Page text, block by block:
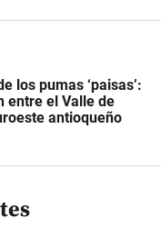
los pumas ‘paisas’:
entre el Valle de
antioqueño